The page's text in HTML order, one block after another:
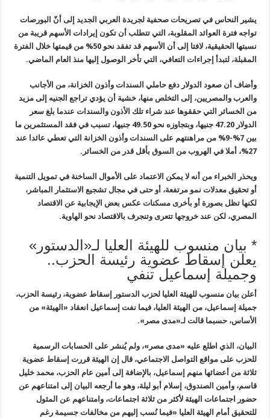
يشير النحاس في تصريحات صحفية لجريدة العربي الجديد إلى أنّ البورصات
تواجه فترة العوائد المقلوبة، التي تتطلب أن تكون إيرادات الأسهم قريبة من
نسبتها الحقيقية، لافتا إلى أن الأسهم قد تفقد نحو 50% من قيمتها خلال الفترة
المقبلة، لتبدأ إجراءات التعافي، التي تأخر الوصول إليها منذ العام الماضي.
وأضاف أن صعود الدولار دفع حاملي السندات وأذون الخزانة، من الأجانب
والعرب والمصريين، إلى التخلص منها، خشية أن يؤدي تراجع الجنيه إلى مزيد
من الخسائر التي حققوها عند شراء تلك الأذون والسندات عندما بلغ سعر
الدولار 47.20 جنيها، وبتجاوزه نحو 49.50 جنيها، تسبب في فقد المستثمرين ما
بين 7%-9% من مراهنتهم على السندات وأذون الخزانة التي تعطي عائدا عند
27%، أملا في الهروب من السوق بأقل قدر من الخسائر.
ويحذر الخبراء من أنه لا يمكن الاعتماد على الأموال الساخنة في تمويل التنمية
أو تحقيق معدلات نمو مرتفعة، أو حتى في مجال تشجيع الاستثمار المباشر،
لكنها تظل بصورة أو بأخرى مسكنات عكس بعض الإيجابية عن الاقتصاد
المصري، لكن عند خروجها تتعرى وتنجرف بالاقتصاد نحو الهاوية.
* بيان منسوب للهيئة العليا لـ«الدستور»
يعلن إسقاط عضوية رئيسة الحزب..
وجميلة إسماعيل تنفي
أعلن بيان منسوب للهيئة العليا لحزب الدستور إسقاط عضوية، رئيسة الحزب،
جميلة إسماعيل، من الهيئة العليا، فيما نفت إسماعيل انعقاد «الهيئة» من
الأساس، حسبما قالت لـ«مدى مصر».
البيان، الذي اطلع عليه «مدى مصر»، ولم يُنشر على الحسابات الرسمية
للحزب على مواقع التواصل الاجتماعي، قال إن الهيئة قررت إسقاط عضوية
ثلاثة من أعضائها منهم إسماعيل، بالإضافة إلى أمين عام الحزب، محمد خليل
قاسم، وأمين الصندوق، إسلام أبو ليلة، وهو ما أرجعه البيان إلى امتناعهم عن
حضور اجتماعات الهيئة لأكثر من ثلاثة اجتماعات، وامتناعهم عن المثول
للتحقيق أمام الهيئة العليا «فيما نُسب إليهم من مخالفات جسيمة رغم